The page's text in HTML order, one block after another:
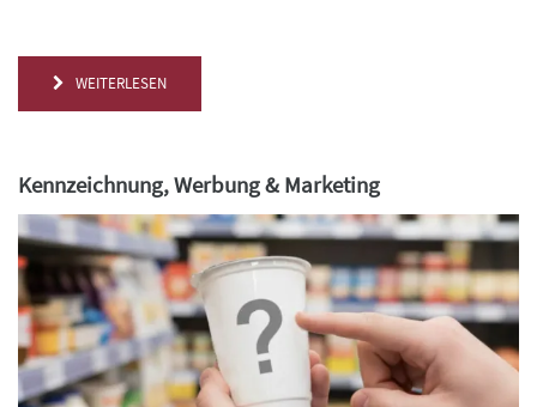
WEITERLESEN
Kennzeichnung, Werbung & Marketing